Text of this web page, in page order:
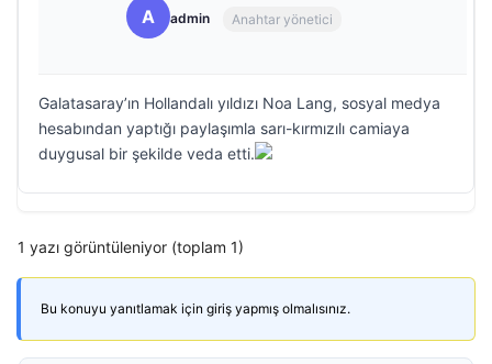
A admin Anahtar yönetici
Galatasaray’ın Hollandalı yıldızı Noa Lang, sosyal medya
hesabından yaptığı paylaşımla sarı-kırmızılı camiaya
duygusal bir şekilde veda etti.
1 yazı görüntüleniyor (toplam 1)
Bu konuyu yanıtlamak için giriş yapmış olmalısınız.